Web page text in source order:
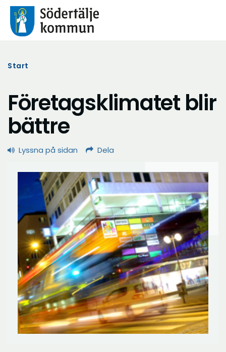
Start
Företagsklimatet blir
bättre
Lyssna på sidan Dela